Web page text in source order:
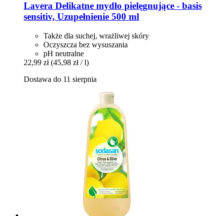
Lavera Delikatne mydło pielęgnujące -​ basis
sensitiv, Uzupełnienie 500 ml
Także dla suchej, wrażliwej skóry
Oczyszcza bez wysuszania
pH neutralne
22,99 zł (45,98 zł / l)
Dostawa do 11 sierpnia